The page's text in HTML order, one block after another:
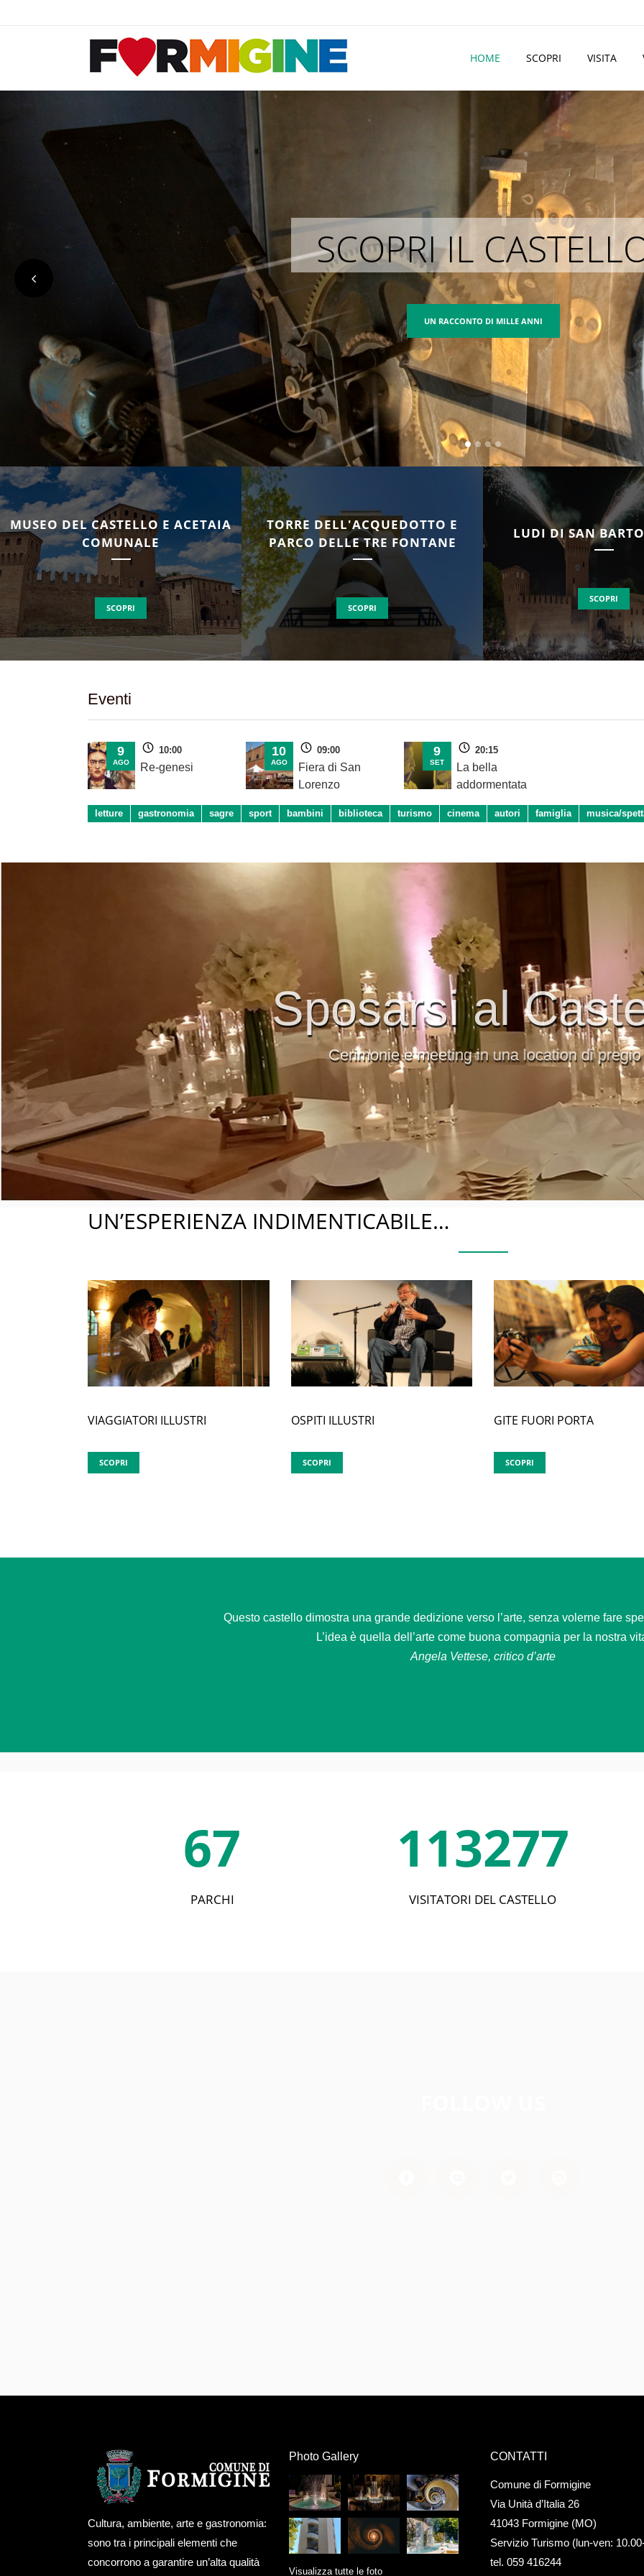
HOME SCOPRI VISITA
SCOPRI FORMIGINE
LA CITTÀ DELLA "BUONA VITA"
MUSEO DEL CASTELLO E ACETAIA
COMUNALE
SCOPRI
TORRE DELL'ACQUEDOTTO E
PARCO DELLE TRE FONTANE
SCOPRI
LUDI DI SAN
SCOPRI
Eventi
9
AGO
10:00
Re-genesi
10
AGO
09:00
Fiera di San
Lorenzo
9
SET
20:15
La bella
addormentata
letture gastronomia sagre sport bambini biblioteca turismo cinema autori famiglia musica/
Sposarsi al
Cerimonie e meeting in una location di pregio
UN’ESPERIENZA INDIMENTICABILE…
VIAGGIATORI ILLUSTRI
SCOPRI
OSPITI ILLUSTRI
SCOPRI
GITE FUORI PORTA
SCOPRI
Questo castello dimostra una grande dedizione verso l’arte, senza volerne fare
L’idea è quella dell’arte come buona compagnia per la nostra
Angela Vettese, critico d’arte
67
PARCHI
113277
VISITATORI DEL CASTELLO
Cultura, ambiente, arte e gastronomia:
sono tra i principali elementi che
concorrono a garantire un’alta qualità
Photo Gallery
Visualizza tutte le foto
CONTATTI
Comune di Formigine
Via Unità d’Italia 26
41043 Formigine (MO)
Servizio Turismo (lun-ven:
tel. 059 416244